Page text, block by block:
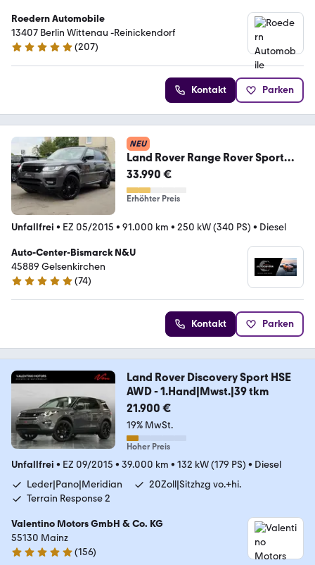
Roedern Automobile
13407 Berlin Wittenau -Reinickendorf
4.8 Sterne
(207)
Kontakt Parken
NEU
Land Rover Range Rover Sport
HSE Dynamic*PANO*KEYLESS*R-
KAM
33.990 €
Erhöhter Preis
Unfallfrei • EZ 05/2015 • 91.000 km • 250 kW (340 PS) • Diesel
Auto-Center-Bismarck N&U
45889 Gelsenkirchen
5 Sterne
(74)
Kontakt Parken
Land Rover Discovery Sport HSE
AWD - 1.Hand|Mwst.|39 tkm
21.900 €
19% MwSt.
Hoher Preis
Unfallfrei • EZ 09/2015 • 39.000 km • 132 kW (179 PS) • Diesel
Leder|Pano|Meridian
20Zoll|Sitzhzg vo.+hi.
Terrain Response 2
Valentino Motors GmbH & Co. KG
55130 Mainz
5 Sterne
(156)